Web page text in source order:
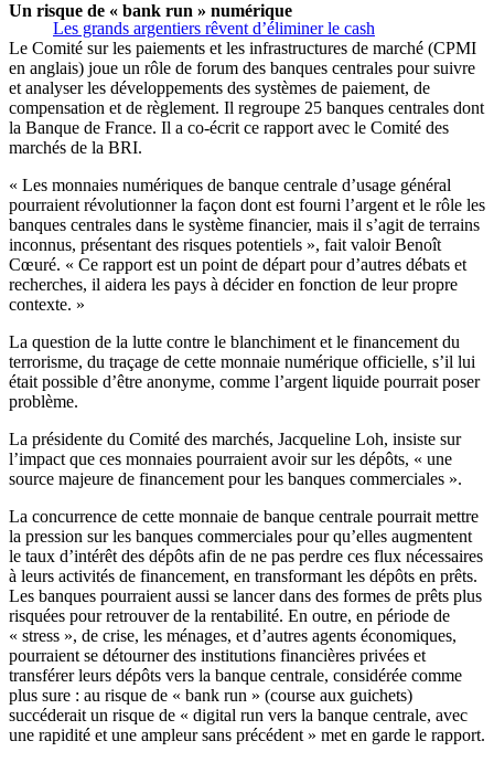
Les grands argentiers rêvent d’éliminer le cash
Un risque de « bank run » numérique
Le Comité sur les paiements et les infrastructures de marché (CPMI
en anglais) joue un rôle de forum des banques centrales pour suivre
et analyser les développements des systèmes de paiement, de
compensation et de règlement. Il regroupe 25 banques centrales dont
la Banque de France. Il a co-écrit ce rapport avec le Comité des
marchés de la BRI.
« Les monnaies numériques de banque centrale d’usage général
pourraient révolutionner la façon dont est fourni l’argent et le rôle les
banques centrales dans le système financier, mais il s’agit de terrains
inconnus, présentant des risques potentiels », fait valoir Benoît
Cœuré. « Ce rapport est un point de départ pour d’autres débats et
recherches, il aidera les pays à décider en fonction de leur propre
contexte. »
La question de la lutte contre le blanchiment et le financement du
terrorisme, du traçage de cette monnaie numérique officielle, s’il lui
était possible d’être anonyme, comme l’argent liquide pourrait poser
problème.
La présidente du Comité des marchés, Jacqueline Loh, insiste sur
l’impact que ces monnaies pourraient avoir sur les dépôts, « une
source majeure de financement pour les banques commerciales ».
La concurrence de cette monnaie de banque centrale pourrait mettre
la pression sur les banques commerciales pour qu’elles augmentent
le taux d’intérêt des dépôts afin de ne pas perdre ces flux nécessaires
à leurs activités de financement, en transformant les dépôts en prêts.
Les banques pourraient aussi se lancer dans des formes de prêts plus
risquées pour retrouver de la rentabilité. En outre, en période de
« stress », de crise, les ménages, et d’autres agents économiques,
pourraient se détourner des institutions financières privées et
transférer leurs dépôts vers la banque centrale, considérée comme
plus sure : au risque de « bank run » (course aux guichets)
succéderait un risque de « digital run vers la banque centrale, avec
une rapidité et une ampleur sans précédent » met en garde le rapport.